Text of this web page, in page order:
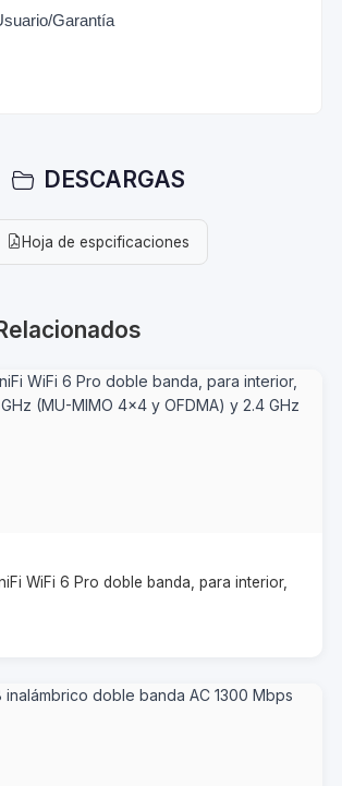
Garantía
DESCARGAS
Hoja de espcificaciones
WiFi 6 Pro doble banda, para interior,